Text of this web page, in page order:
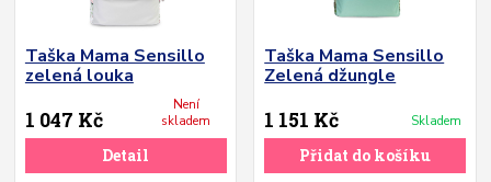
Taška Mama Sensillo
zelená louka
1 047 Kč
Není
skladem
Detail
Taška Mama Sensillo
Zelená džungle
1 151 Kč Skladem
Přidat do košíku